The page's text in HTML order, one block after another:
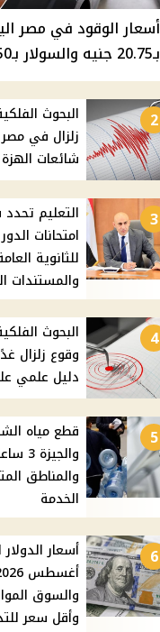
بـ20.75 جنيه والسولار بـ20.50 جنيه
2
البحوث
زلزال في
شائعات
3
التعليم
للثانوية
والمستندات
4
البحوث
دليل علمي
5
قطع مياه
والمناطق
الخدمة
6
والسوق
وأقل سعر